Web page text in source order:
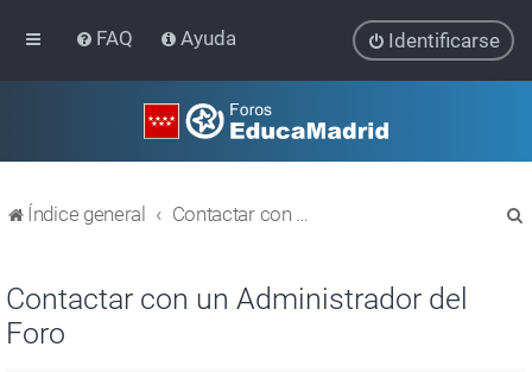
FAQ Ayuda Identificarse
Índice general Contactar con un Administrador del Foro
Contactar con un Administrador del
Foro